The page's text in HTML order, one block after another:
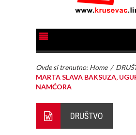
Ovde si trenutno: Home /
MARTA SLAVA BAKSUZA,
NAMĆORA
DRUŠTVO